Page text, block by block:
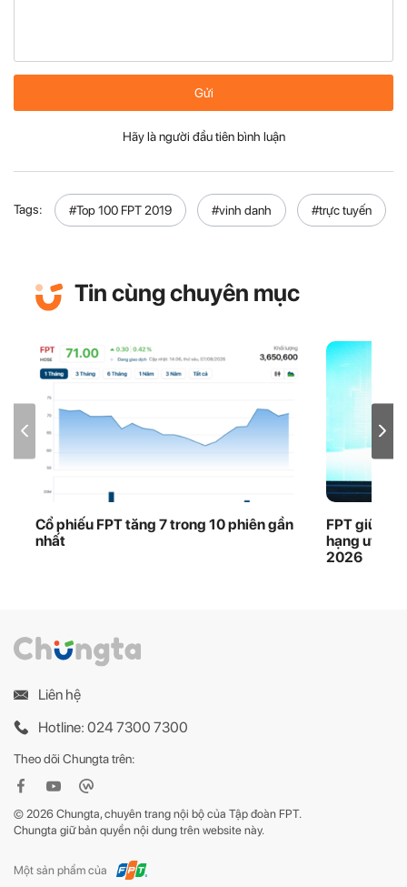
Gửi
Hãy là người đầu tiên bình luận
Tags: #Top 100 FPT 2019 #vinh danh #trực tuyến
Tin cùng chuyên mục
Cổ phiếu FPT tăng 7 trong 10 phiên gần
nhất
FPT giữ
hạng uy tín
2026
Liên hệ
Hotline: 024 7300 7300
Theo dõi Chungta trên:
© 2026 Chungta, chuyên trang nội bộ của Tập đoàn FPT.
Chungta giữ bản quyền nội dung trên website này.
Một sản phẩm của